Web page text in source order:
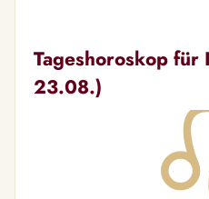
Tageshoroskop für
23.08.)